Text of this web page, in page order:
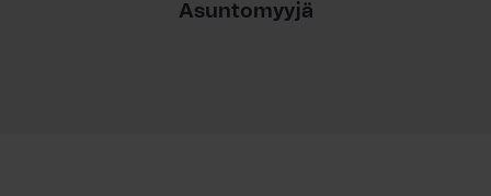
Asuntomyyjä